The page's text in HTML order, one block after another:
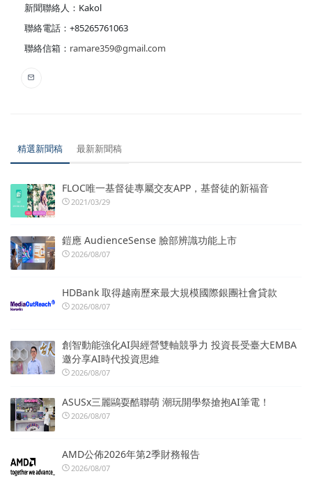
新聞聯絡人：Kakol
聯絡電話：+85265761063
聯絡信箱： ramare359@gmail.com
精選新聞稿 最新新聞稿
FLOC唯一基督徒專屬交友APP，基督徒的新福音
2021/03/29
鎧應 AudienceSense 臉部辨識功能上市
2026/08/07
HDBank 取得越南歷來最大規模國際銀團社會貸款
2026/08/07
創智動能強化AI與經營雙軸競爭力 投資長受臺大EMBA
邀分享AI時代投資思維
2026/08/07
ASUSx三麗鷗耍酷聯萌 潮玩開學祭搶抱AI筆電！
2026/08/07
AMD公佈2026年第2季財務報告
2026/08/07